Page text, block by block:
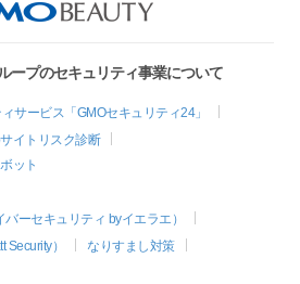
ープのセキュリティ事業について
サービス「GMOセキュリティ24」
イトリスク診断
ット
ーセキュリティ byイエラエ）
）
なりすまし対策